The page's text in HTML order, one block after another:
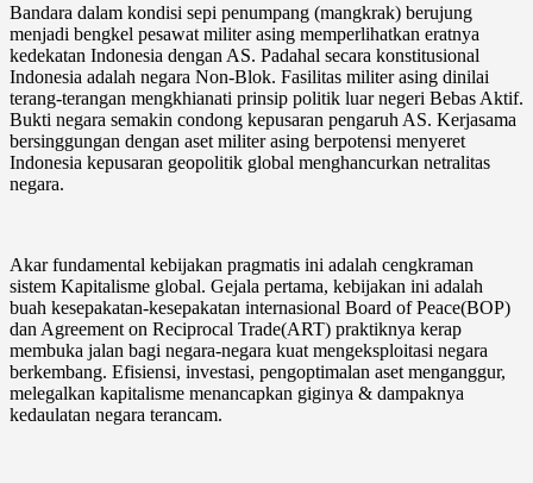
Bandara dalam kondisi sepi penumpang (mangkrak) berujung
menjadi bengkel pesawat militer asing memperlihatkan eratnya
kedekatan Indonesia dengan AS. Padahal secara konstitusional
Indonesia adalah negara Non-Blok. Fasilitas militer asing dinilai
terang-terangan mengkhianati prinsip politik luar negeri Bebas Aktif.
Bukti negara semakin condong kepusaran pengaruh AS. Kerjasama
bersinggungan dengan aset militer asing berpotensi menyeret
Indonesia kepusaran geopolitik global menghancurkan netralitas
negara.
Akar fundamental kebijakan pragmatis ini adalah cengkraman
sistem Kapitalisme global. Gejala pertama, kebijakan ini adalah
buah kesepakatan-kesepakatan internasional Board of Peace(BOP)
dan Agreement on Reciprocal Trade(ART) praktiknya kerap
membuka jalan bagi negara-negara kuat mengeksploitasi negara
berkembang. Efisiensi, investasi, pengoptimalan aset menganggur,
melegalkan kapitalisme menancapkan giginya & dampaknya
kedaulatan negara terancam.